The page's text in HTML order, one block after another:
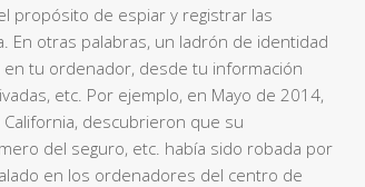
propósito de espiar y registrar las
En otras palabras, un ladrón de identidad
tu ordenador, desde tu información
etc. Por ejemplo, en Mayo de 2014,
descubrieron que su
del seguro, etc. había sido robada por
en los ordenadores del centro de